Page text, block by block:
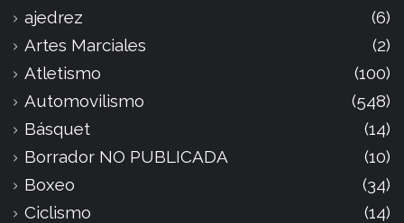
ajedrez
(6)
Artes Marciales
(2)
Atletismo
(100)
Automovilismo
(548)
Básquet
(14)
Borrador NO PUBLICADA
(10)
Boxeo
(34)
Ciclismo
(14)